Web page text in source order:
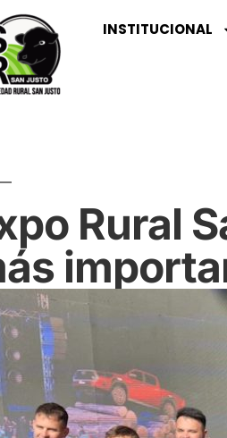
INSTITUCIONAL
Rural